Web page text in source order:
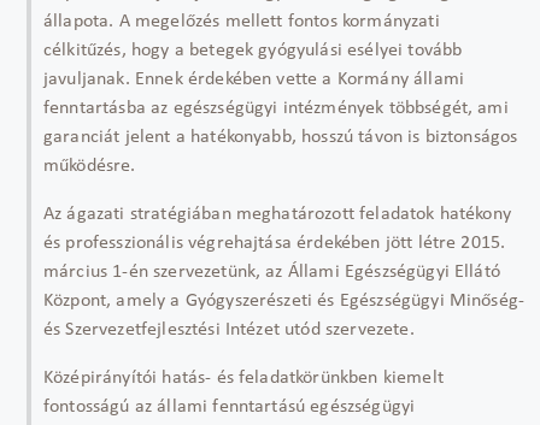
állapota. A megelőzés mellett fontos kormányzati
célkitűzés, hogy a betegek gyógyulási esélyei tovább
javuljanak. Ennek érdekében vette a Kormány állami
fenntartásba az egészségügyi intézmények többségét, ami
garanciát jelent a hatékonyabb, hosszú távon is biztonságos
működésre.
Az ágazati stratégiában meghatározott feladatok hatékony
és professzionális végrehajtása érdekében jött létre 2015.
március 1-én szervezetünk, az Állami Egészségügyi Ellátó
Központ, amely a Gyógyszerészeti és Egészségügyi Minőség-
és Szervezetfejlesztési Intézet utód szervezete.
Középirányítói hatás- és feladatkörünkben kiemelt
fontosságú az állami fenntartású egészségügyi